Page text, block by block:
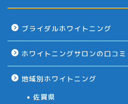
ブライダルホワイトニング
ホワイトニングサロンの口コミ
地域別ホワイトニング
佐賀県